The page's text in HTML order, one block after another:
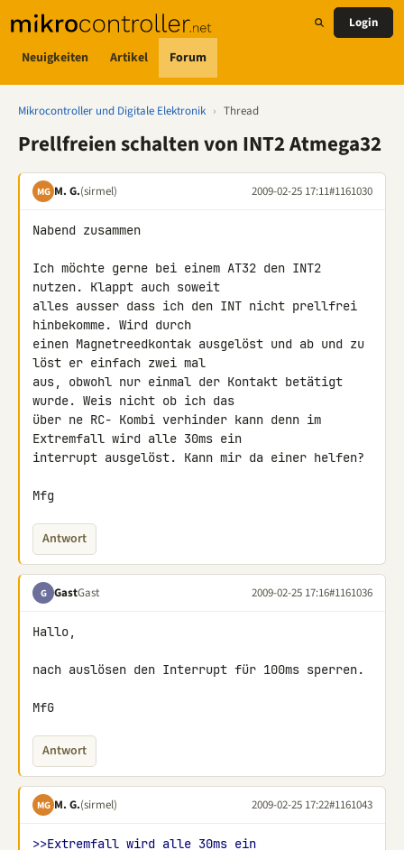
Neuigkeiten Artikel Forum
Login
Mikrocontroller und Digitale Elektronik › Thread
Prellfreien schalten von INT2 Atmega32
MG M. G.(sirmel) 2009-02-25 17:11#1161030
Nabend zusammen
Ich möchte gerne bei einem AT32 den INT2
nutzen. Klappt auch soweit
alles ausser dass ich den INT nicht prellfrei
hinbekomme. Wird durch
einen Magnetreedkontak ausgelöst und ab und zu
löst er einfach zwei mal
aus, obwohl nur einmal der Kontakt betätigt
wurde. Weis nicht ob ich das
über ne RC- Kombi verhinder kann denn im
Extremfall wird alle 30ms ein
interrupt ausgelöst. Kann mir da einer helfen?
Mfg
Antwort
G GastGast 2009-02-25 17:16#1161036
Hallo,
nach auslösen den Interrupt für 100ms sperren.
MfG
Antwort
MG M. G.(sirmel) 2009-02-25 17:22#1161043
>>Extremfall wird alle 30ms ein